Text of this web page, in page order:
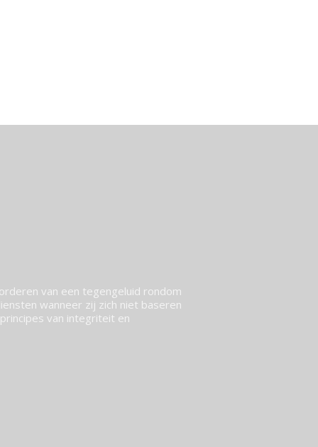
van een tegengeluid rondom
wanneer zij zich niet baseren
van integriteit en